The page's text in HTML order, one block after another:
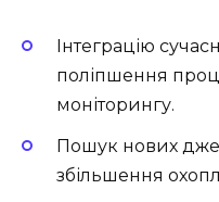
Інтеграцію
поліпшення
моніторингу.
Пошук нових
збільшення